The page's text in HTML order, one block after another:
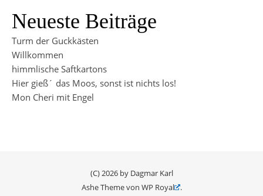
Neueste Beiträge
Turm der Guckkästen
Willkommen
himmlische Saftkartons
Hier gieß´ das Moos, sonst ist nichts los!
Mon Cheri mit Engel
(C) 2026 by Dagmar Karl
Ashe Theme von WP Royal .